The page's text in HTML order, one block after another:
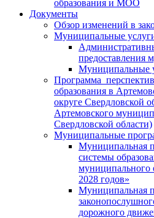
образования и МОО
Документы
Обзор изменений в
Муниципальные
предоставления
Муниципальные
Программа
образования в
округе Свердловской
Артемовского
Свердловской области)
Муниципальные
Муниципальная
системы
муниципального
2028 годов»
Муниципальная
дорожного